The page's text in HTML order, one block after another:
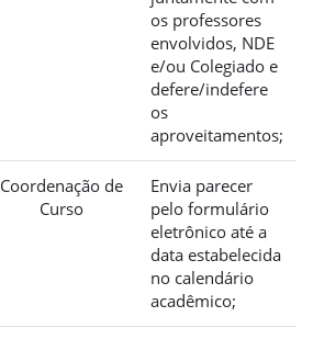
os professores
envolvidos, NDE
e/ou Colegiado e
defere/indefere
os
aproveitamentos;
Coordenação de
Curso
Envia parecer
pelo formulário
eletrônico até a
data estabelecida
no calendário
acadêmico;